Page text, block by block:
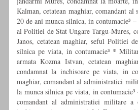
Kalman, cetatean maghiar, comandant
20 de ani munca silnica, in contumacie³
al Politiei de Stat Ungare Targu-Mures,
Janos, cetatean maghiar, seful Politiei
silnica pe viata, in contumacie³ *
armata Kozma Istvan, cetatean
condamnat la inchisoare pe viata, in
maghiar, comandant al administratiei
la munca silnica pe viata, in
comandant al administratiei militare